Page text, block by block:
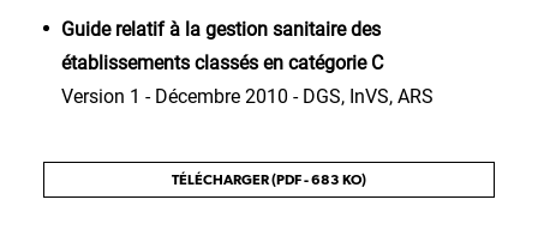
Guide relatif à la gestion sanitaire des
établissements classés en catégorie C
Version 1 - Décembre 2010 - DGS, InVS, ARS
TÉLÉCHARGER (PDF - 683 KO)